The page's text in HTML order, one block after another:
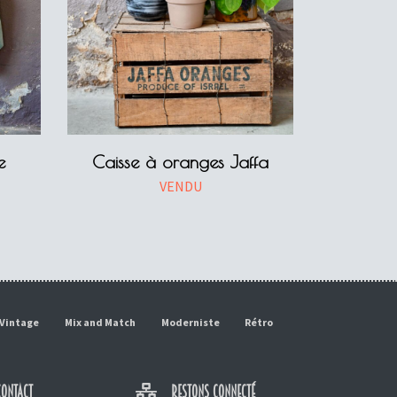
Caisse à oranges Jaffa
VENDU
Mix and Match Moderniste Rétro
RESTONS CONNECTÉ